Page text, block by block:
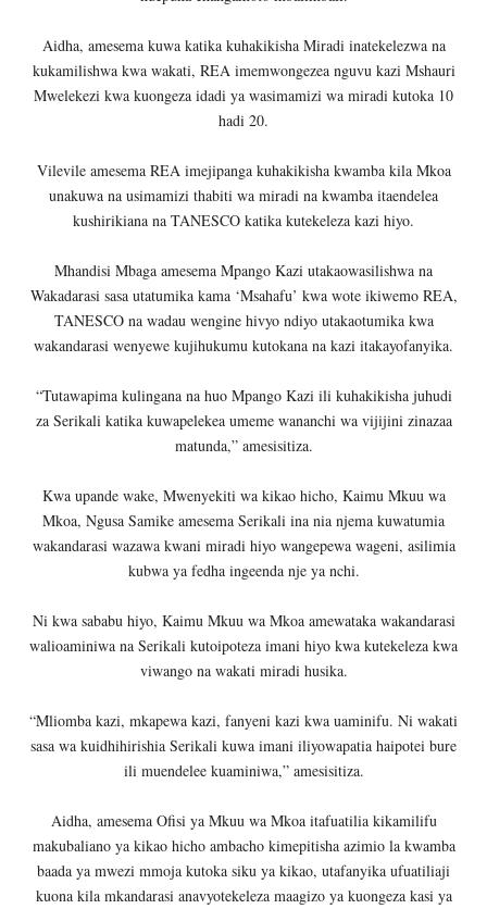
Aidha, amesema kuwa katika kuhakikisha Miradi inatekelezwa na
kukamilishwa kwa wakati, REA imemwongezea nguvu kazi Mshauri
Mwelekezi kwa kuongeza idadi ya wasimamizi wa miradi kutoka 10
hadi 20.
Vilevile amesema REA imejipanga kuhakikisha kwamba kila Mkoa
unakuwa na usimamizi thabiti wa miradi na kwamba itaendelea
kushirikiana na TANESCO katika kutekeleza kazi hiyo.
Mhandisi Mbaga amesema Mpango Kazi utakaowasilishwa na
Wakadarasi sasa utatumika kama ‘Msahafu’ kwa wote ikiwemo REA,
TANESCO na wadau wengine hivyo ndiyo utakaotumika kwa
wakandarasi wenyewe kujihukumu kutokana na kazi itakayofanyika.
“Tutawapima kulingana na huo Mpango Kazi ili kuhakikisha juhudi
za Serikali katika kuwapelekea umeme wananchi wa vijijini zinazaa
matunda,” amesisitiza.
Kwa upande wake, Mwenyekiti wa kikao hicho, Kaimu Mkuu wa
Mkoa, Ngusa Samike amesema Serikali ina nia njema kuwatumia
wakandarasi wazawa kwani miradi hiyo wangepewa wageni, asilimia
kubwa ya fedha ingeenda nje ya nchi.
Ni kwa sababu hiyo, Kaimu Mkuu wa Mkoa amewataka wakandarasi
walioaminiwa na Serikali kutoipoteza imani hiyo kwa kutekeleza kwa
viwango na wakati miradi husika.
“Mliomba kazi, mkapewa kazi, fanyeni kazi kwa uaminifu. Ni wakati
sasa wa kuidhihirishia Serikali kuwa imani iliyowapatia haipotei bure
ili muendelee kuaminiwa,” amesisitiza.
Aidha, amesema Ofisi ya Mkuu wa Mkoa itafuatilia kikamilifu
makubaliano ya kikao hicho ambacho kimepitisha azimio la kwamba
baada ya mwezi mmoja kutoka siku ya kikao, utafanyika ufuatiliaji
kuona kila mkandarasi anavyotekeleza maagizo ya kuongeza kasi ya